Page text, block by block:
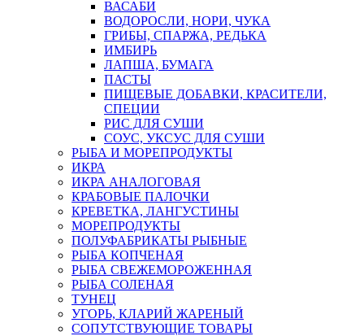
ВАСАБИ
ВОДОРОСЛИ, НОРИ, ЧУКА
ГРИБЫ, СПАРЖА, РЕДЬКА
ИМБИРЬ
ЛАПША, БУМАГА
ПАСТЫ
ПИЩЕВЫЕ ДОБАВКИ, КРАСИТЕЛИ,
СПЕЦИИ
РИС ДЛЯ СУШИ
СОУС, УКСУС ДЛЯ СУШИ
РЫБА И МОРЕПРОДУКТЫ
ИКРА
ИКРА АНАЛОГОВАЯ
КРАБОВЫЕ ПАЛОЧКИ
КРЕВЕТКА, ЛАНГУСТИНЫ
МОРЕПРОДУКТЫ
ПОЛУФАБРИКАТЫ РЫБНЫЕ
РЫБА КОПЧЕНАЯ
РЫБА СВЕЖЕМОРОЖЕННАЯ
РЫБА СОЛЕНАЯ
ТУНЕЦ
УГОРЬ, КЛАРИЙ ЖАРЕНЫЙ
СОПУТСТВУЮЩИЕ ТОВАРЫ